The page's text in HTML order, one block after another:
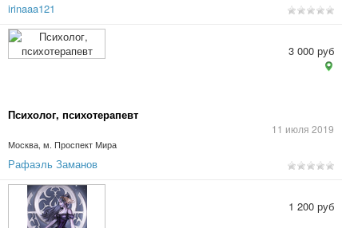
irinaaa121
Психолог, психотерапевт
11 июля 2019
Москва, м. Проспект Мира
3 000 руб
Рафаэль Заманов
1 200 руб